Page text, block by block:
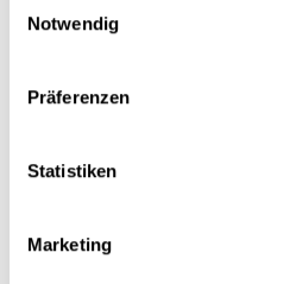
Notwendig
Präferenzen
Statistiken
Marketing
Hintergrund und leitet unseren
Lauschabwehr- und
Sprache im Einsatz. In seiner